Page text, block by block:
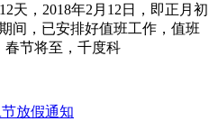
天，2018年2月12日，即正月初
间，已安排好值班工作，值班
春节将至，千度科